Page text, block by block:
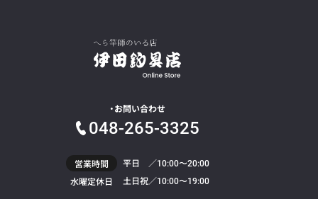
お問い合わせ
048-265-3325
営業時間 平日 ／10:00〜20:00
水曜定休日 土日祝／10:00〜19:00